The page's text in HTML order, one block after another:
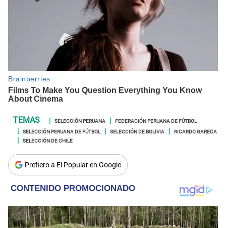
SELECCIÓN PERUANA
FEDERACIÓN PERUANA DE FÚTBOL
SELECCIÓN PERUANA DE FÚTBOL
SELECCIÓN DE BOLIVIA
RICARDO GARECA
SELECCIÓN DE CHILE
Prefiero a El Popular en Google